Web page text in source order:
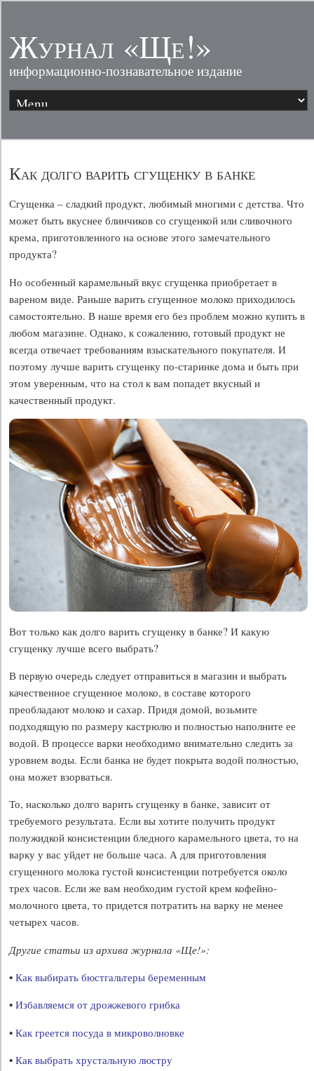
Журнал «Ще!»
информационно-познавательное издание
Как долго варить сгущенку в банке
Сгущенка – сладкий продукт, любимый многими с детства. Что
может быть вкуснее блинчиков со сгущенкой или сливочного
крема, приготовленного на основе этого замечательного
продукта?
Но особенный карамельный вкус сгущенка приобретает в
вареном виде. Раньше варить сгущенное молоко приходилось
самостоятельно. В наше время его без проблем можно купить в
любом магазине. Однако, к сожалению, готовый продукт не
всегда отвечает требованиям взыскательного покупателя. И
поэтому лучше варить сгущенку по-старинке дома и быть при
этом уверенным, что на стол к вам попадет вкусный и
качественный продукт.
Вот только как долго варить сгущенку в банке? И какую
сгущенку лучше всего выбрать?
В первую очередь следует отправиться в магазин и выбрать
качественное сгущенное молоко, в составе которого
преобладают молоко и сахар. Придя домой, возьмите
подходящую по размеру кастрюлю и полностью наполните ее
водой. В процессе варки необходимо внимательно следить за
уровнем воды. Если банка не будет покрыта водой полностью,
она может взорваться.
То, насколько долго варить сгущенку в банке, зависит от
требуемого результата. Если вы хотите получить продукт
полужидкой консистенции бледного карамельного цвета, то на
варку у вас уйдет не больше часа. А для приготовления
сгущенного молока густой консистенции потребуется около
трех часов. Если же вам необходим густой крем кофейно-
молочного цвета, то придется потратить на варку не менее
четырех часов.
Другие статьи из архива журнала «Ще!»:
•Как выбирать бюстгальтеры беременным
•Избавляемся от дрожжевого грибка
•Как греется посуда в микроволновке
•Как выбрать хрустальную люстру